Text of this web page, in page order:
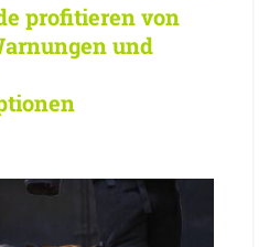
profitieren von
und